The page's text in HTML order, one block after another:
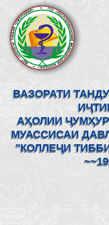
ВАЗОРАТИ
АҲОЛИИ
МУАССИСАИ
"КОЛЛЕҶИ